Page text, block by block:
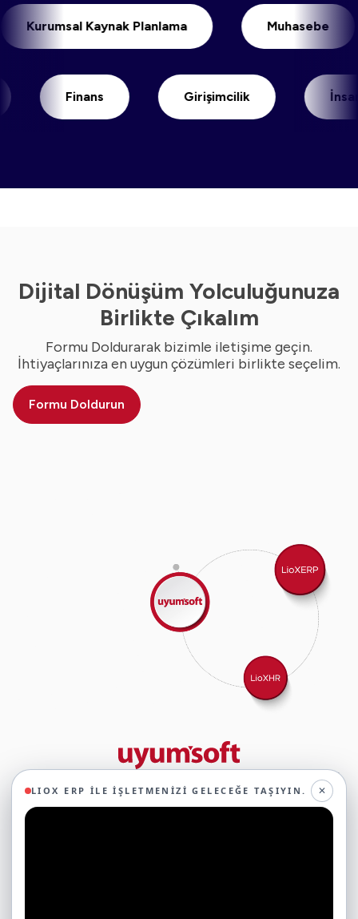
LIOX ERP ILE İŞLETMENIZI GELECEĞE TAŞIYIN. ✕
Kurumsal Kaynak Planlama
Finans Girişimcilik İnsan
Dijital Dönüşüm Yolculuğunuza
Birlikte Çıkalım
Formu Doldurarak bizimle iletişime geçin.
İhtiyaçlarınıza en uygun çözümleri birlikte seçelim.
Formu Doldurun
29 yıllık deneyimimizle birlikte, 350'den fazla iş ortağıyla iş birliği
yaparak, 45'ten fazla sektörde faaliyet gösteriyor ve
oluşturduğumuz ekosistemin gücüyle geleceğe sağlam adımlarla